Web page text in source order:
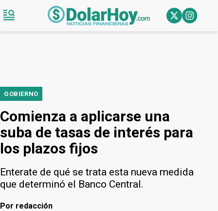
GOBIERNO
Comienza a aplicarse una
suba de tasas de interés para
los plazos fijos
Enterate de qué se trata esta nueva medida
que determinó el Banco Central.
Por redacción